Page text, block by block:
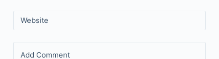
Website
Add Comment